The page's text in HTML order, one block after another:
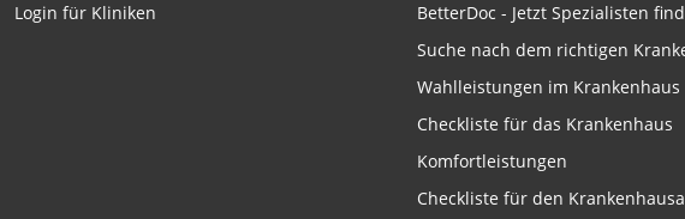
Login für Kliniken
BetterDoc - Jetzt Spezialisten
Suche nach dem richtigen
Wahlleistungen im Krankenhaus
Checkliste für das Krankenhaus
Komfortleistungen
Checkliste für den